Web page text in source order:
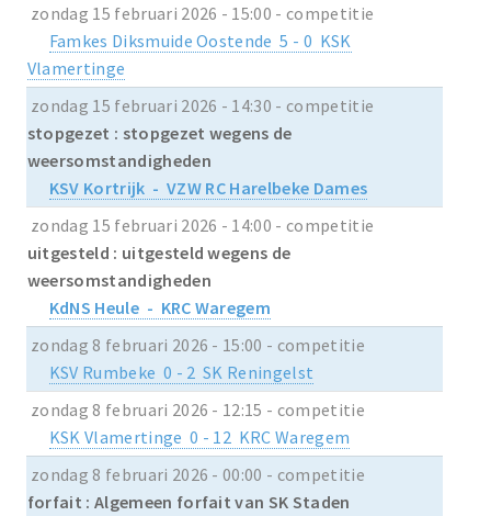
zondag 15 februari 2026 - 15:00 - competitie
Famkes Diksmuide Oostende 5 - 0 KSK
Vlamertinge
zondag 15 februari 2026 - 14:30 - competitie
stopgezet : stopgezet wegens de
weersomstandigheden
KSV Kortrijk - VZW RC Harelbeke Dames
zondag 15 februari 2026 - 14:00 - competitie
uitgesteld : uitgesteld wegens de
weersomstandigheden
KdNS Heule - KRC Waregem
zondag 8 februari 2026 - 15:00 - competitie
KSV Rumbeke 0 - 2 SK Reningelst
zondag 8 februari 2026 - 12:15 - competitie
KSK Vlamertinge 0 - 12 KRC Waregem
zondag 8 februari 2026 - 00:00 - competitie
forfait : Algemeen forfait van SK Staden